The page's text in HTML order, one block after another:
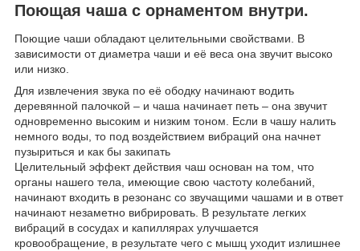
Поющая чаша с орнаментом внутри.
Поющие чаши обладают целительными свойствами. В
зависимости от диаметра чаши и её веса она звучит высоко
или низко.
Для извлечения звука по её ободку начинают водить
деревянной палочкой – и чаша начинает петь – она звучит
одновременно высоким и низким тоном. Если в чашу налить
немного воды, то под воздействием вибраций она начнет
пузыриться и как бы закипать
Целительный эффект действия чаш основан на том, что
органы нашего тела, имеющие свою частоту колебаний,
начинают входить в резонанс со звучащими чашами и в ответ
начинают незаметно вибрировать. В результате легких
вибраций в сосудах и капиллярах улучшается
кровообращение, в результате чего с мышц уходит излишнее